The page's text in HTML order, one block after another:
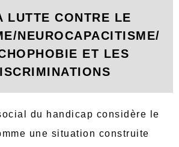
LUTTE CONTRE LE
NEUROCAPACITISME/
ET LES
du handicap considère le
une situation construite